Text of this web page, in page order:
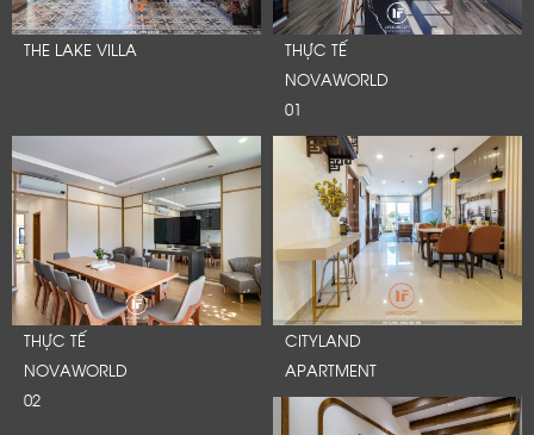
THE LAKE VILLA
THỰC TẾ
NOVAWORLD
01
THỰC TẾ
NOVAWORLD
02
CITYLAND
APARTMENT